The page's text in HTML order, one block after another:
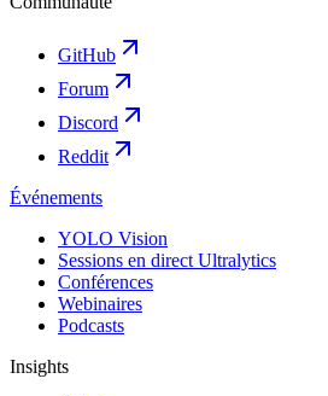
GitHub
Forum
Discord
Reddit
Événements
YOLO Vision
Sessions en direct Ultralytics
Conférences
Webinaires
Podcasts
Insights